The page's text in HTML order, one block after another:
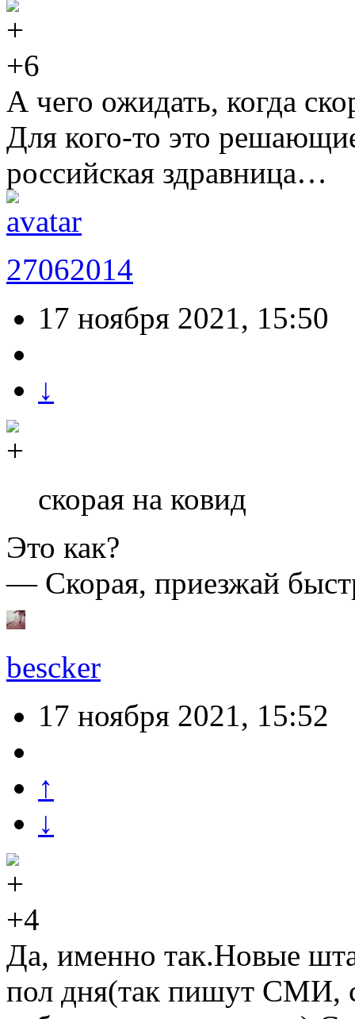
+6
А чего ожидать, когда
Для кого-то это
российская здравница…
27062014
17 ноября 2021, 15:50
↓
скорая на ковид
Это как?
— Скорая, приезжай
bescker
17 ноября 2021, 15:52
↑
↓
+4
Да, именно так.Новые
пол дня(так пишут СМИ,